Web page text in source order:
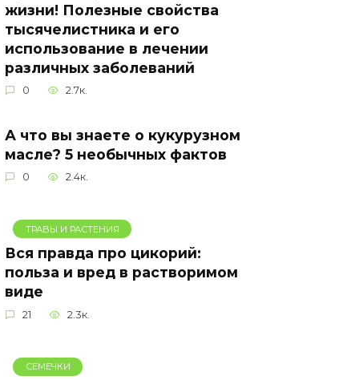
жизни! Полезные свойства
тысячелистника и его
использование в лечении
различных заболеваний
0 2.7к.
А что вы знаете о кукурузном
масле? 5 необычных фактов
0 2.4к.
ТРАВЫ И РАСТЕНИЯ
Вся правда про цикорий:
польза и вред в растворимом
виде
21 2.3к.
СЕМЕЧКИ